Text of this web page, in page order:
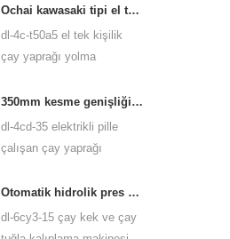
işlenmesinde kullanılır,
siyah çayın daha iyi
mayalanmasına izin verir.
Ochai kawasaki tipi el tek kişilik çay yaprağı yolma hasat makinesi 4c-t50a5
dl-4c-t50a5 el tek kişilik
çay yaprağı yolma
450mm, 500mm, 600mm,
huasheng 1e34f benzinli
motor kullanın.
350mm kesme genişliği elektrikli pil kumandalı çay yaprağı çayı yolma makinesi 4cd-35
dl-4cd-35 elektrikli pille
çalışan çay yaprağı
kesme genişliği, sırt
çantası lityum pil veya
kurşun asit batarya
Otomatik hidrolik pres çay kek çay tuğla presleme makinesi 6cy3-15
dl-6cy3-15 çay kek ve çay